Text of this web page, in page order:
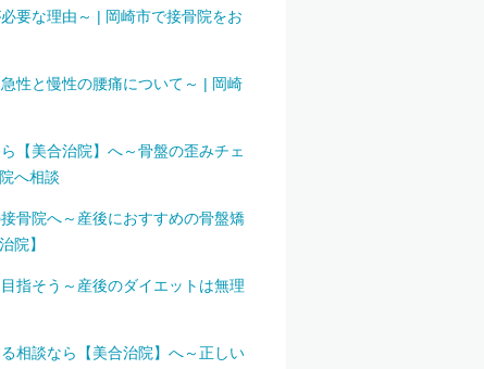
要な理由～ | 岡崎市で接骨院をお
性と慢性の腰痛について～ | 岡崎
【美合治院】へ～骨盤の歪みチェ
へ相談
骨院へ～産後におすすめの骨盤矯
院】
指そう～産後のダイエットは無理
相談なら【美合治院】へ～正しい